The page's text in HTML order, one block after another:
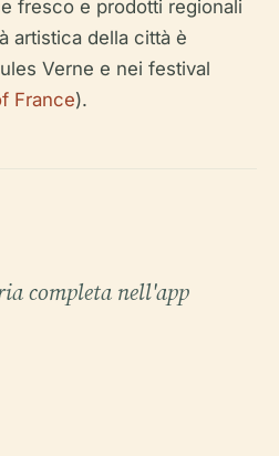
fresco e prodotti regionali
artistica della città è
Verne e nei festival
France).
completa nell'app